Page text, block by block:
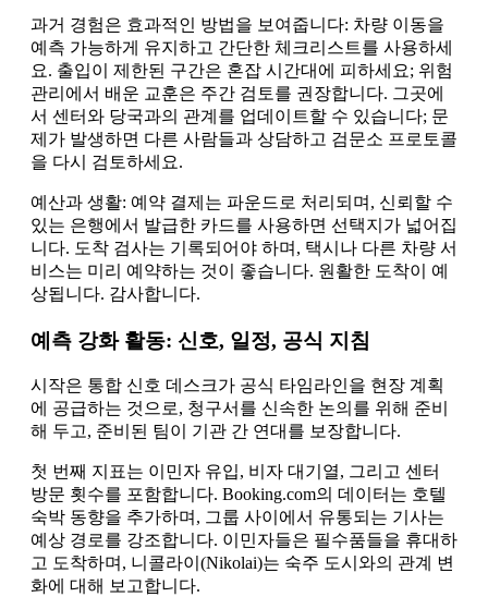
과거 경험은 효과적인 방법을 보여줍니다: 차량 이동을
예측 가능하게 유지하고 간단한 체크리스트를 사용하세
요. 출입이 제한된 구간은 혼잡 시간대에 피하세요; 위험
관리에서 배운 교훈은 주간 검토를 권장합니다. 그곳에
서 센터와 당국과의 관계를 업데이트할 수 있습니다; 문
제가 발생하면 다른 사람들과 상담하고 검문소 프로토콜
을 다시 검토하세요.
예산과 생활: 예약 결제는 파운드로 처리되며, 신뢰할 수
있는 은행에서 발급한 카드를 사용하면 선택지가 넓어집
니다. 도착 검사는 기록되어야 하며, 택시나 다른 차량 서
비스는 미리 예약하는 것이 좋습니다. 원활한 도착이 예
상됩니다. 감사합니다.
예측 강화 활동: 신호, 일정, 공식 지침
시작은 통합 신호 데스크가 공식 타임라인을 현장 계획
에 공급하는 것으로, 청구서를 신속한 논의를 위해 준비
해 두고, 준비된 팀이 기관 간 연대를 보장합니다.
첫 번째 지표는 이민자 유입, 비자 대기열, 그리고 센터
방문 횟수를 포함합니다. Booking.com의 데이터는 호텔
숙박 동향을 추가하며, 그룹 사이에서 유통되는 기사는
예상 경로를 강조합니다. 이민자들은 필수품들을 휴대하
고 도착하며, 니콜라이(Nikolai)는 숙주 도시와의 관계 변
화에 대해 보고합니다.